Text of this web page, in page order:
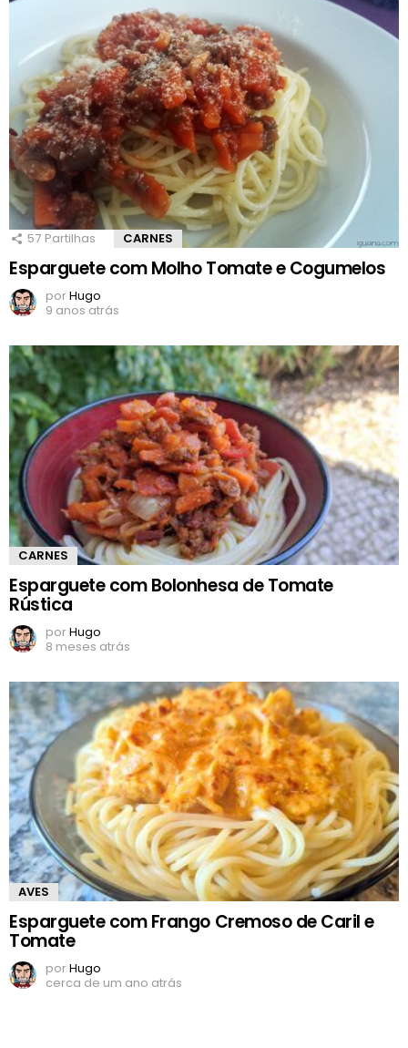
57 Partilhas CARNES
Esparguete com Molho Tomate e Cogumelos
porHugo
9 anos atrás
CARNES
Esparguete com Bolonhesa de Tomate
Rústica
porHugo
8 meses atrás
AVES
Esparguete com Frango Cremoso de Caril e
Tomate
porHugo
cerca de um ano atrás